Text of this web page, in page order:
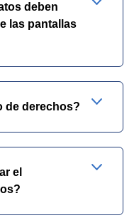
deben
las pantallas
de derechos?
el